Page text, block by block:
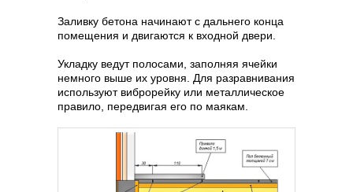
Заливку бетона начинают с дальнего конца
помещения и двигаются к входной двери.
Укладку ведут полосами, заполняя ячейки
немного выше их уровня. Для разравнивания
используют виброрейку или металлическое
правило, передвигая его по маякам.